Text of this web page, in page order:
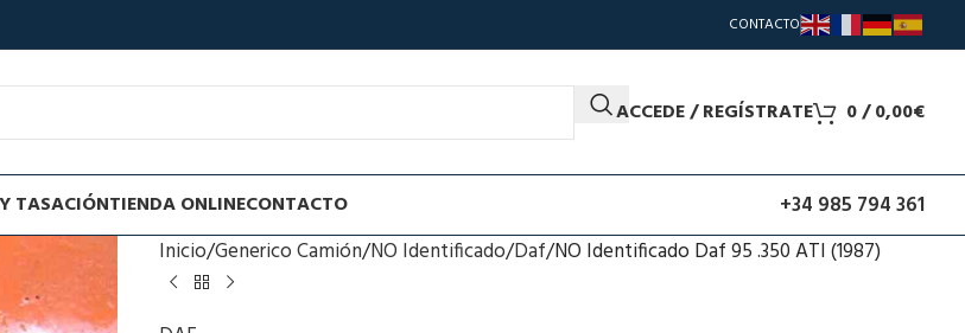
CONTACTO
ACCEDE / REGÍSTRATE 0/0,00€
TASACIÓNTIENDA ONLINECONTACTO +34 985 794 361
Inicio Generico Camión NO Identificado Daf NO Identificado Daf 95 .350 ATI (1987)